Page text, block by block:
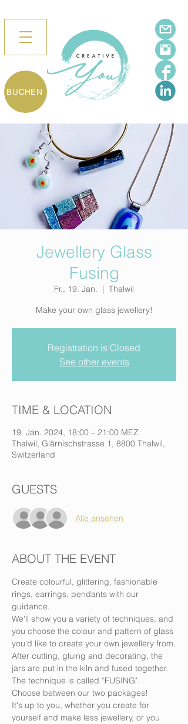
BUCHEN
Jewellery Glass
Fusing
Fr., 19. Jan.
  |
Thalwil
Make your own glass jewellery!
Registration is Closed
See other events
TIME & LOCATION
19. Jan. 2024, 18:00 – 21:00 MEZ
Thalwil, Glärnischstrasse 1, 8800 Thalwil,
Switzerland
GUESTS
Alle ansehen
ABOUT THE EVENT
Create colourful, glittering, fashionable
rings, earrings, pendants with our
guidance.
We'll show you a variety of techniques, and
you choose the colour and pattern of glass
you'd like to create your own jewellery from.
After cutting, gluing and decorating, the
jars are put in the kiln and fused together.
The technique is called “FUSING".
Choose between our two packages!
It's up to you, whether you create for
yourself and make less jewellery, or you